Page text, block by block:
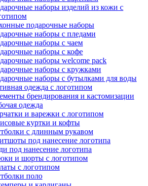
наборы изделий из кожи с
подарочные наборы
наборы с пледами
наборы с чаем
наборы с кофе
наборы welcome pack
наборы с кружками
наборы с бутылками для воды
одежда с логотипом
брендирования и кастомизации
одежда
и варежки с логотипом
куртки и кофты
с длинным рукавом
под нанесение логотипа
под нанесение логотипа
и шорты с логотипом
с логотипом
поло